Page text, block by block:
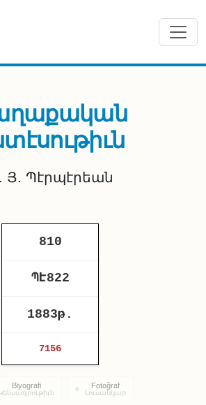
Յ. Պէրպէրեան
810
ՊԷ822
1883թ.
7156
Biyografi Fotoğraf
Լուսանկար